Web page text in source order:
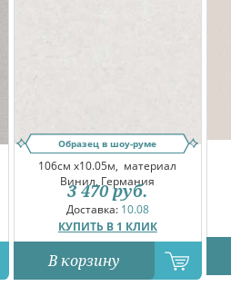
Образец в шоу-руме
106см x10.05м, материал
Винил, Германия
Доставка: 10.08
КУПИТЬ В 1 КЛИК
3 470 руб.
В корзину